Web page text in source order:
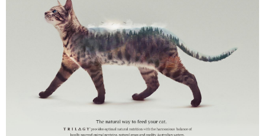
「AFTEE先享後付」，若未經同意申辦者引起之損失，本公司不負相關責
４．使用「AFTEE先享後付」時，將依據個別帳號之用戶狀況，依本公司即
時審查核予不同之上限額度；若仍有額度不足之情形，本公司將視審查結果
請求用戶進行身份認證。
５．嚴禁一人註冊多個帳號或使用他人資訊註冊。若發現惡意使用之情形，
恩沛科技股份有限公司將有權停止該用戶之使用額度並採取法律行動。
每筆NT$180